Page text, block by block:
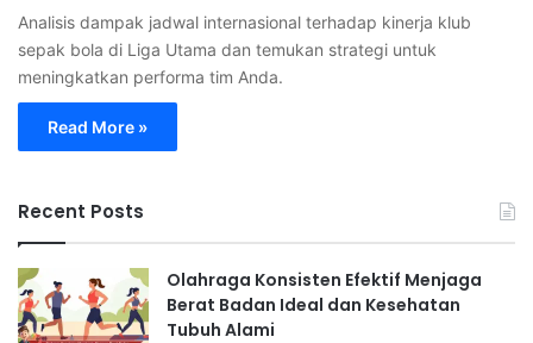
Analisis dampak jadwal internasional terhadap kinerja klub
sepak bola di Liga Utama dan temukan strategi untuk
meningkatkan performa tim Anda.
Read More »
Recent Posts
Olahraga Konsisten Efektif Menjaga
Berat Badan Ideal dan Kesehatan
Tubuh Alami